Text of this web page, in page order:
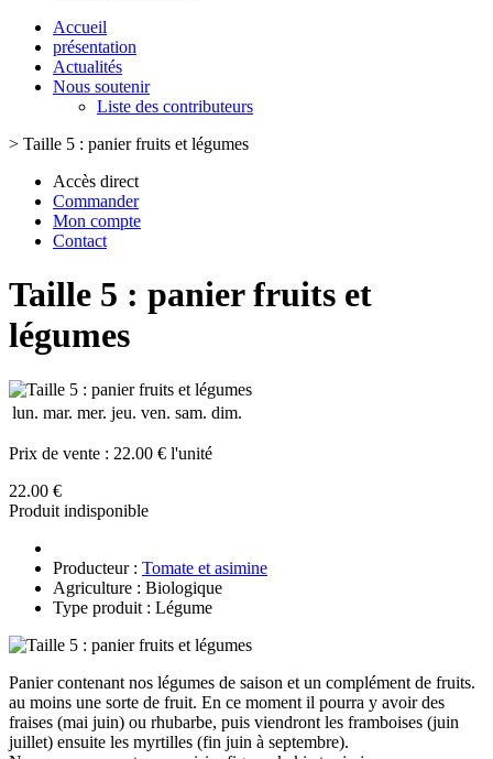
Accueil
présentation
Actualités
Nous soutenir
Liste des contributeurs
> Taille 5 : panier fruits et légumes
Accès direct
Commander
Mon compte
Contact
Taille 5 : panier fruits et
légumes
lun. mar. mer. jeu. ven. sam. dim.
Prix de vente : 22.00 € l'unité
22.00 €
Produit indisponible
Producteur : Tomate et asimine
Agriculture : Biologique
Type produit : Légume
Panier contenant nos légumes de saison et un complément de fruits.
au moins une sorte de fruit. En ce moment il pourra y avoir des
fraises (mai juin) ou rhubarbe, puis viendront les framboises (juin
juillet) ensuite les myrtilles (fin juin à septembre).